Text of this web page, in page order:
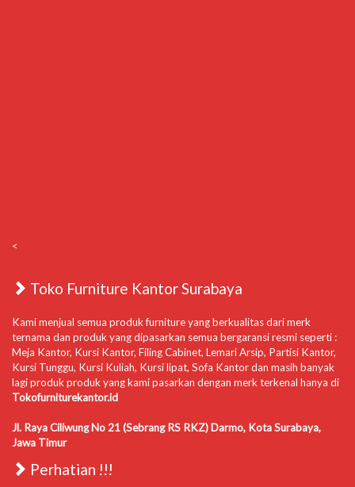
<
Toko Furniture Kantor Surabaya
Kami menjual semua produk furniture yang berkualitas dari merk
ternama dan produk yang dipasarkan semua bergaransi resmi seperti :
Meja Kantor, Kursi Kantor, Filing Cabinet, Lemari Arsip, Partisi Kantor,
Kursi Tunggu, Kursi Kuliah, Kursi lipat, Sofa Kantor dan masih banyak
lagi produk produk yang kami pasarkan dengan merk terkenal hanya di
Tokofurniturekantor.id
Jl. Raya Ciliwung No 21 (Sebrang RS RKZ) Darmo, Kota Surabaya,
Jawa Timur
Perhatian !!!